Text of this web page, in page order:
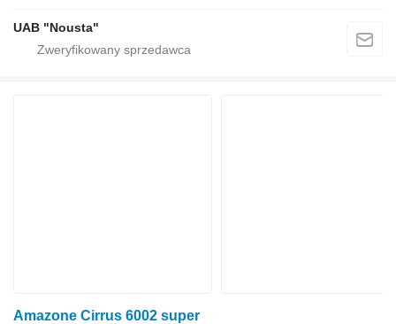
UAB "Nousta"
Amazone Cirrus 6002 super